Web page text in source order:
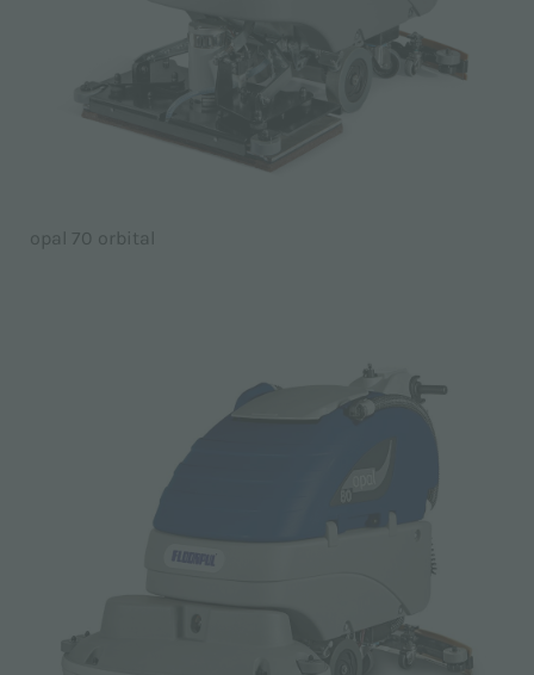
opal 70 orbital